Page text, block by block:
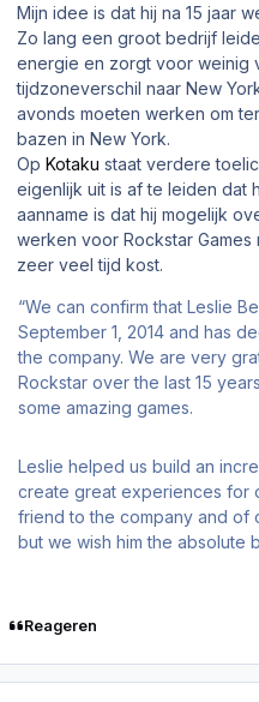
Mijn idee is dat hij na 15 jaar
Zo lang een groot bedrijf
energie en zorgt voor weinig
tijdzoneverschil naar New
avonds moeten werken om
bazen in New York.
Op Kotaku staat verdere
eigenlijk uit is af te leiden dat
aanname is dat hij mogelijk
werken voor Rockstar
zeer veel tijd kost.
“We can confirm that Leslie
September 1, 2014 and has
the company. We are very
Rockstar over the last 15
some amazing games.
Leslie helped us build an
create great experiences for
friend to the company and of
but we wish him the absolute
Reageren